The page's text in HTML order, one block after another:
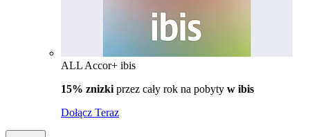
ALL Accor+ ibis
15% znizki przez cały rok na pobyty w ibis
Dołącz Teraz